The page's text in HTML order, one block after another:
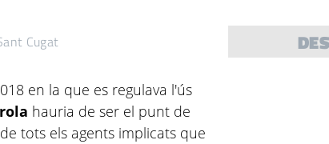
Cugat
en la que es regulava l'ús
hauria de ser el punt de
tots els agents implicats que